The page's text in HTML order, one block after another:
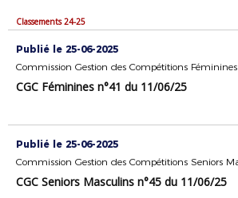
Classements 24-25
Publié le 25-06-2025
Commission Gestion des Compétitions Féminines
CGC Féminines n°41 du 11/06/25
Publié le 25-06-2025
CGC Seniors Masculins n°45 du 11/06/25